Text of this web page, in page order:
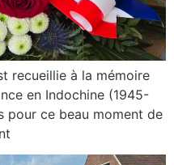
recueillie à la mémoire
en Indochine (1945-
pour ce beau moment de